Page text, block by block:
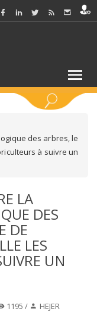
des arbres, le
à suivre un
LA
DES
DE
LES
UN
1195 / HEJER